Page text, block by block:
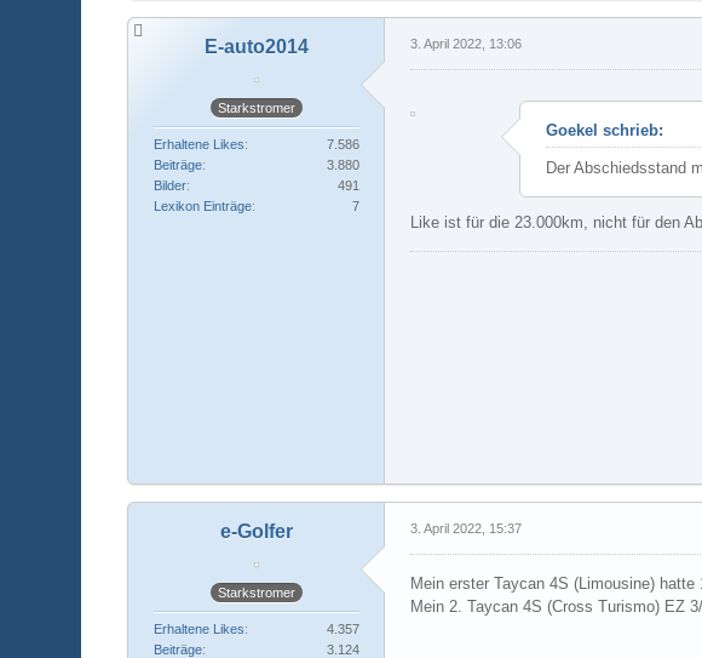
E-auto2014
Starkstromer
Erhaltene Likes
7.586
Beiträge
3.880
Bilder
491
Lexikon Einträge
7
3. April 2022, 13:06
Goekel schrieb:
Der Abschiedsstand
Like ist für die 23.000km, nicht für den
e-Golfer
Starkstromer
Erhaltene Likes
4.357
Beiträge
3.124
3. April 2022, 15:37
Mein erster Taycan 4S (Limousine)
Mein 2. Taycan 4S (Cross Turismo) EZ